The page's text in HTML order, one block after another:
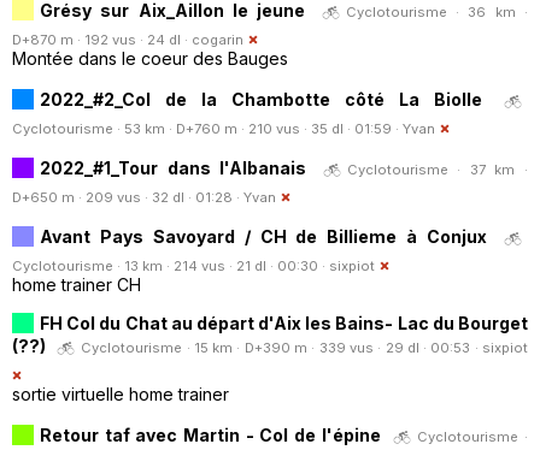
Grésy sur Aix_Aillon le jeune
Cyclotourisme · 36 km ·
D+870 m · 192 vus · 24 dl · cogarin
Montée dans le coeur des Bauges
2022_#2_Col de la Chambotte côté La Biolle
Cyclotourisme · 53 km · D+760 m · 210 vus · 35 dl · 01:59 · Yvan
2022_#1_Tour dans l'Albanais
Cyclotourisme · 37 km ·
D+650 m · 209 vus · 32 dl · 01:28 · Yvan
Avant Pays Savoyard / CH de Billieme à Conjux
Cyclotourisme · 13 km · 214 vus · 21 dl · 00:30 · sixpiot
home trainer CH
FH Col du Chat au départ d'Aix les Bains- Lac du Bourget
(??)
Cyclotourisme · 15 km · D+390 m · 339 vus · 29 dl · 00:53 · sixpiot
sortie virtuelle home trainer
Retour taf avec Martin - Col de l'épine
Cyclotourisme ·